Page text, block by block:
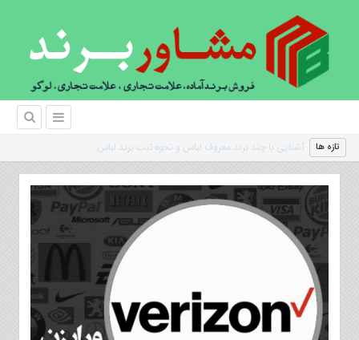
تازه ها |